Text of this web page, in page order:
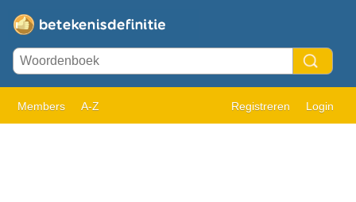
Members A-Z Registreren Login